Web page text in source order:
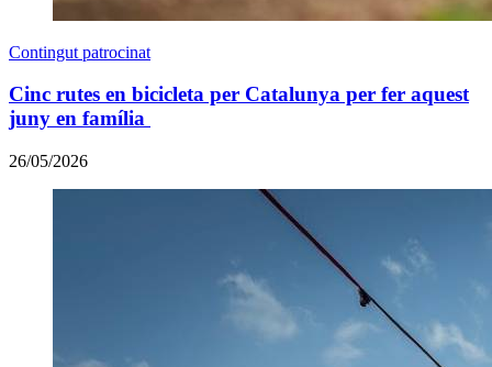
Contingut patrocinat
Cinc rutes en bicicleta per Catalunya per fer aquest
juny en família
26/05/2026